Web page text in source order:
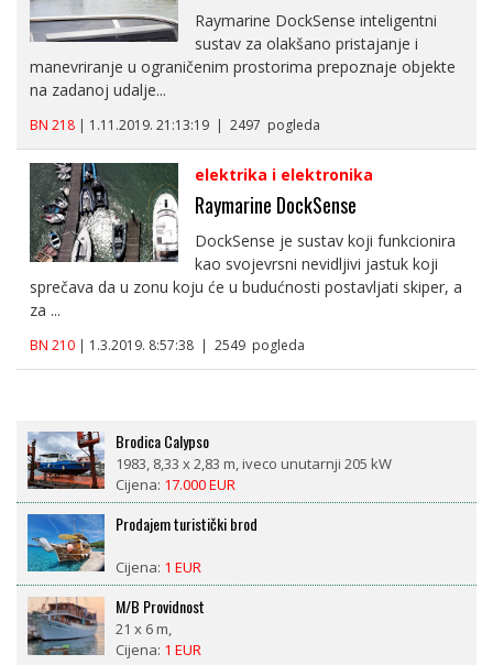
Raymarine DockSense inteligentni
sustav za olakšano pristajanje i
manevriranje u ograničenim prostorima prepoznaje objekte
na zadanoj udalje...
BN 218 | 1.11.2019. 21:13:19 | 2497 pogleda
elektrika i elektronika
Raymarine DockSense
DockSense je sustav koji funkcionira
kao svojevrsni nevidljivi jastuk koji
sprečava da u zonu koju će u budućnosti postavljati skiper, a
za ...
BN 210 | 1.3.2019. 8:57:38 | 2549 pogleda
Brodica Calypso
1983, 8,33 x 2,83 m, iveco unutarnji 205 kW
Cijena: 17.000 EUR
Prodajem turistički brod
Cijena: 1 EUR
M/B Providnost
21 x 6 m,
Cijena: 1 EUR